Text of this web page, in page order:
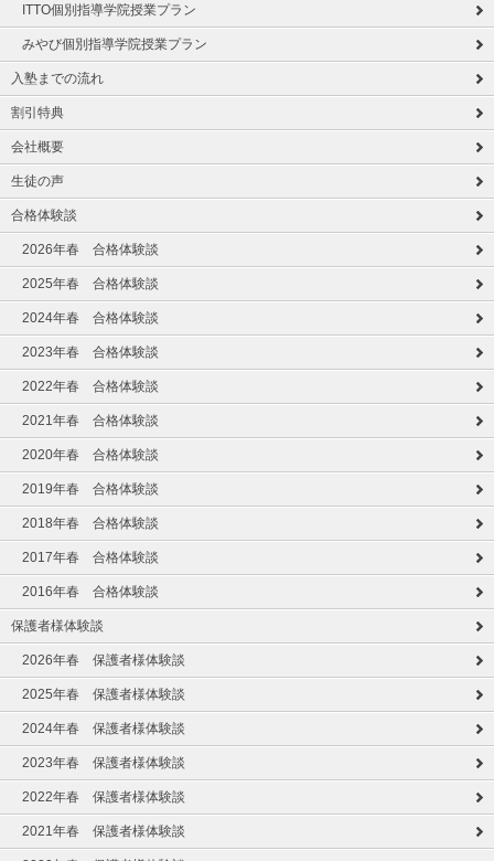
ITTO個別指導学院授業プラン
みやび個別指導学院授業プラン
入塾までの流れ
割引特典
会社概要
生徒の声
合格体験談
2026年春 合格体験談
2025年春 合格体験談
2024年春 合格体験談
2023年春 合格体験談
2022年春 合格体験談
2021年春 合格体験談
2020年春 合格体験談
2019年春 合格体験談
2018年春 合格体験談
2017年春 合格体験談
2016年春 合格体験談
保護者様体験談
2026年春 保護者様体験談
2025年春 保護者様体験談
2024年春 保護者様体験談
2023年春 保護者様体験談
2022年春 保護者様体験談
2021年春 保護者様体験談